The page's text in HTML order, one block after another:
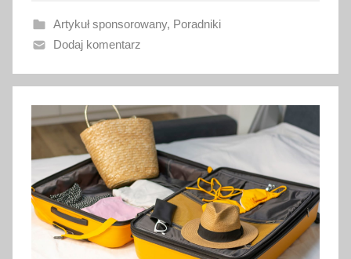
a
n
2
8
p
d
z
Artykuł sponsorowany, Poradniki
Dodaj komentarz